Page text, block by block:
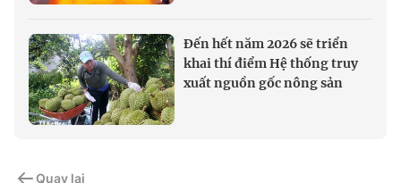
Đến hết năm 2026 sẽ triển
khai thí điểm Hệ thống truy
xuất nguồn gốc nông sản
Quay lại